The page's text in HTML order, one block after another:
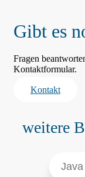
Gibt es
Fragen
Kontaktformular.
Kontakt
weitere